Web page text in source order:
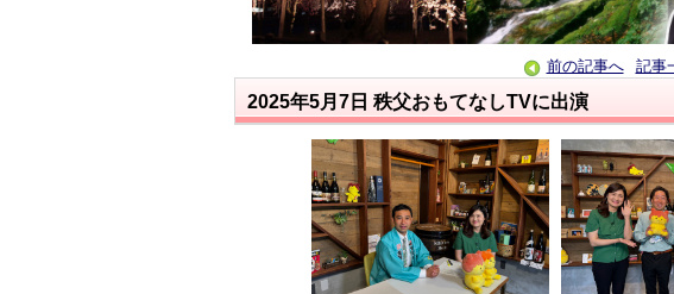
前の記事へ 記事
2025年5月7日 秩父おもてなしTVに出演